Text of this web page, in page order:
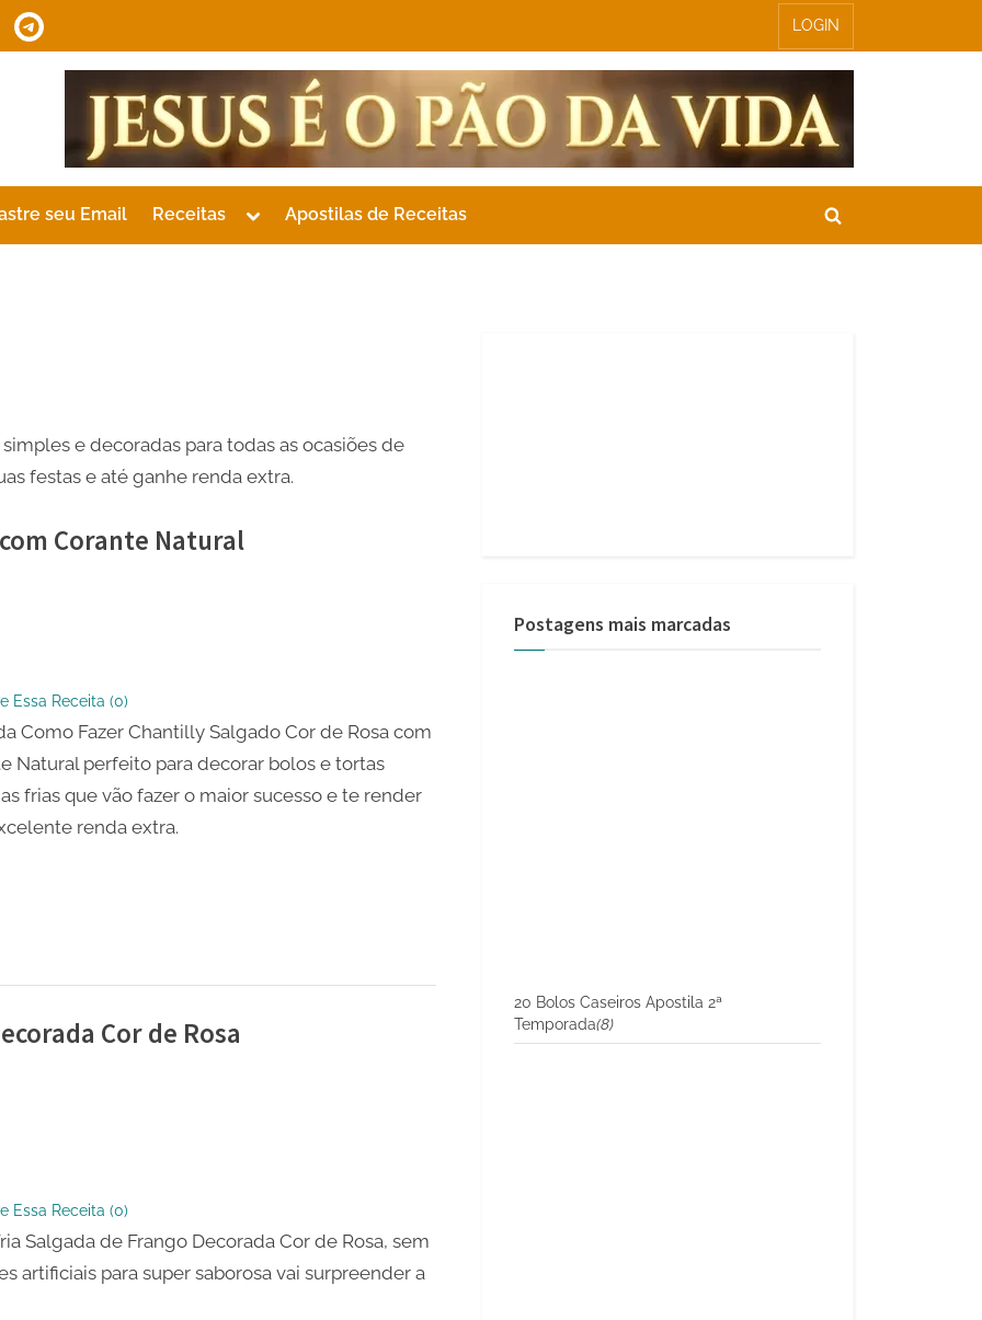
Telegram LOGIN
seu Email Receitas
Toggle
menu
Apostilas de Receitas
Toggle
e decoradas para todas as ocasiões de
festas e até ganhe renda extra.
Corante Natural
Essa Receita (0)
Como Fazer Chantilly Salgado Cor de Rosa com
Natural perfeito para decorar bolos e tortas
frias que vão fazer o maior sucesso e te render
renda extra.
Cor de Rosa
Essa Receita (0)
Salgada de Frango Decorada Cor de Rosa, sem
artificiais para super saborosa vai surpreender a
Postagens mais marcadas
20 Bolos Caseiros Apostila 2ª
Temporada(8)